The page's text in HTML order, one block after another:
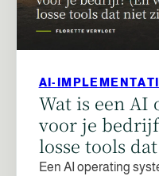
AI-
Wat is een AI
voor je
losse tools
Een AI operating